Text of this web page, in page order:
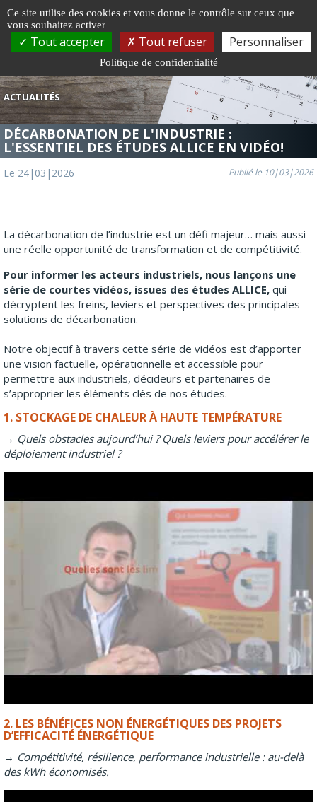
ACTUALITÉS
DÉCARBONATION DE L'INDUSTRIE :
L'ESSENTIEL DES ÉTUDES ALLICE EN VIDÉO!
Le 24|03|2026 Publié le 10|03|2026
La décarbonation de l’industrie est un défi majeur… mais aussi
une réelle opportunité de transformation et de compétitivité.
Pour informer les acteurs industriels, nous lançons une
série de courtes vidéos, issues des études ALLICE, qui
décryptent les freins, leviers et perspectives des principales
solutions de décarbonation.
Notre objectif à travers cette série de vidéos est d’apporter
une vision factuelle, opérationnelle et accessible pour
permettre aux industriels, décideurs et partenaires de
s’approprier les éléments clés de nos études.
1. STOCKAGE DE CHALEUR À HAUTE TEMPÉRATURE
→ Quels obstacles aujourd’hui ? Quels leviers pour accélérer le
déploiement industriel ?
2. LES BÉNÉFICES NON ÉNERGÉTIQUES DES PROJETS
D’EFFICACITÉ ÉNERGÉTIQUE
→ Compétitivité, résilience, performance industrielle : au-delà
des kWh économisés.
Gestion de vos préférences sur les cookies
Ce site utilise des cookies et vous donne le contrôle sur ceux que
vous souhaitez activer
Tout accepter Tout refuser Personnaliser
Politique de confidentialité